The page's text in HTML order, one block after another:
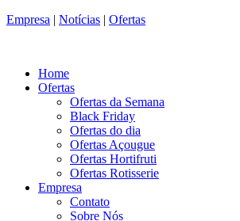
Empresa | Notícias | Ofertas
Home
Ofertas
Ofertas da Semana
Black Friday
Ofertas do dia
Ofertas Açougue
Ofertas Hortifruti
Ofertas Rotisserie
Empresa
Contato
Sobre Nós